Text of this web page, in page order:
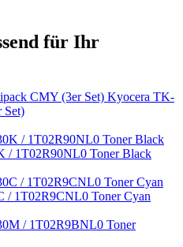
für Ihr
Kyocera TK-
Set)
/ 1T02R90NL0 Toner Black
/ 1T02R9CNL0 Toner Cyan